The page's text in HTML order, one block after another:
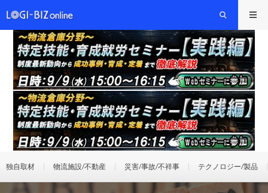
独自取材 物流施設/不動産 災害/事故/不祥事 テクノロジー/製品